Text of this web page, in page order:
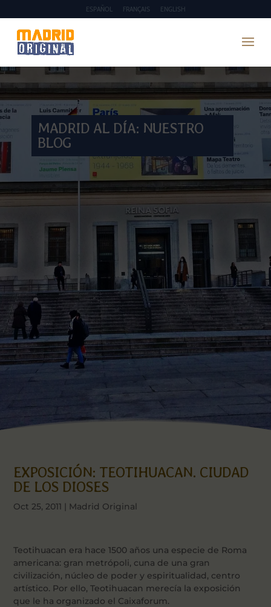
ESPAÑOL FRANÇAIS ENGLISH
MADRID AL DÍA: NUESTRO
BLOG
EXPOSICIÓN: TEOTIHUACAN. CIUDAD
DE LOS DIOSES
Oct 25, 2011 | Madrid Original
Teotihuacan era hace 1500 años una especie de Roma
americana: gran metrópoli, cuna de una gran
civilización, núcleo de poder y espiritualidad, centro
artístico. Por ello, Teotihuacan merecía la exposición
que le ha organizado el Caixaforum.